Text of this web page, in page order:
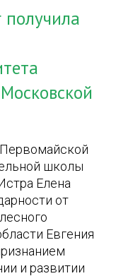
школы
Елена
от
Евгения
и развитии